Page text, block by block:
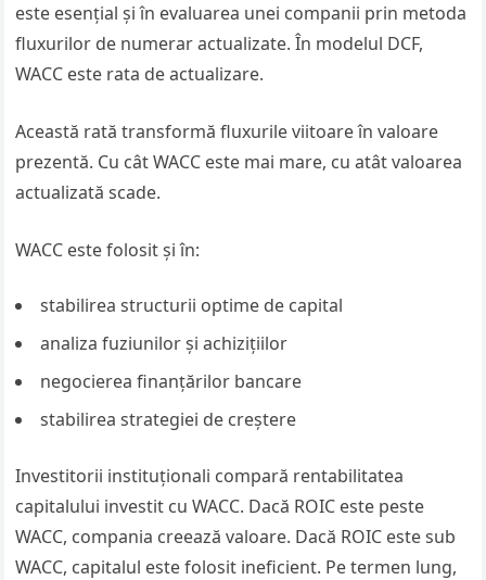
este esențial și în evaluarea unei companii prin metoda
fluxurilor de numerar actualizate. În modelul DCF,
WACC este rata de actualizare.
Această rată transformă fluxurile viitoare în valoare
prezentă. Cu cât WACC este mai mare, cu atât valoarea
actualizată scade.
WACC este folosit și în:
stabilirea structurii optime de capital
analiza fuziunilor și achizițiilor
negocierea finanțărilor bancare
stabilirea strategiei de creștere
Investitorii instituționali compară rentabilitatea
capitalului investit cu WACC. Dacă ROIC este peste
WACC, compania creează valoare. Dacă ROIC este sub
WACC, capitalul este folosit ineficient. Pe termen lung,